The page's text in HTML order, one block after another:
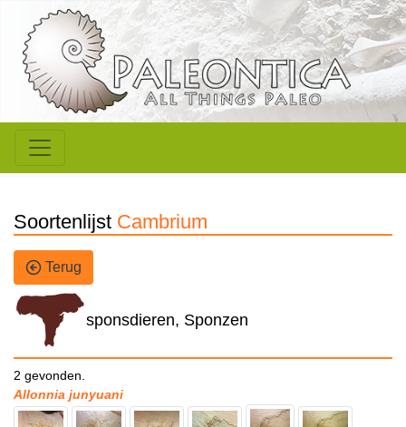
Soortenlijst Cambrium
Terug
sponsdieren, Sponzen
2 gevonden.
Allonnia junyuani